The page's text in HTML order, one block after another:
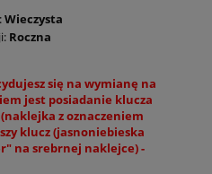
Wieczysta
Roczna
się na wymianę na
jest posiadanie klucza
z oznaczeniem
klucz (jasnoniebieska
na srebrnej naklejce) -